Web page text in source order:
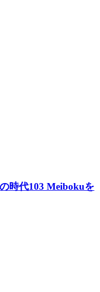
時代103 Meibokuを